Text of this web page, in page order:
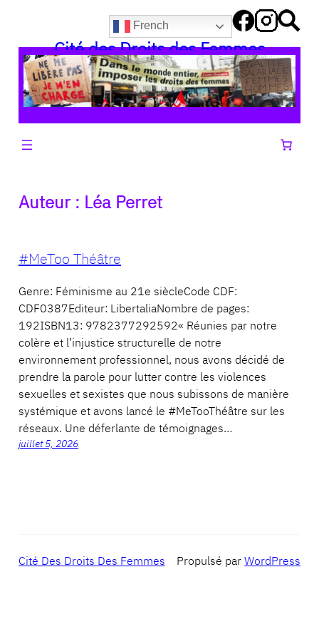
contenu
French
Cité des Droits des Femmes
Auteur : Léa Perret
#MeToo Théâtre
Genre: Féminisme au 21e siècleCode CDF:
CDF0387Editeur: LibertaliaNombre de pages:
192ISBN13: 9782377292592« Réunies par notre
colère et l’injustice structurelle de notre
environnement professionnel, nous avons décidé de
prendre la parole pour lutter contre les violences
sexuelles et sexistes que nous subissons de manière
systémique et avons lancé le #MeTooThéâtre sur les
réseaux. Une déferlante de témoignages…
juillet 5, 2026
Cité Des Droits Des Femmes Propulsé parWordPress